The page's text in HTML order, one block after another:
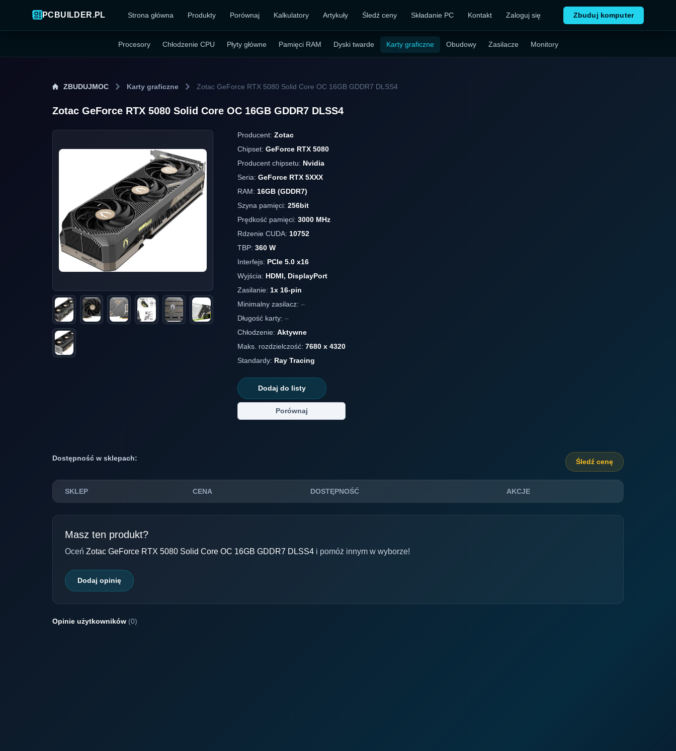
PCBUILDER.PL Strona główna Produkty Porównaj Kalkulatory Artykuły Śledź ceny Składanie PC Kontakt Zaloguj się Zbuduj komputer
Procesory Chłodzenie CPU Płyty główne Pamięci RAM Dyski twarde Karty graficzne Obudowy Zasilacze Monitory
ZBUDUJMOC Karty graficzne Zotac GeForce RTX 5080 Solid Core OC 16GB GDDR7 DLSS4
Zotac GeForce RTX 5080 Solid Core OC 16GB GDDR7 DLSS4
Producent: Zotac
Chipset: GeForce RTX 5080
Producent chipsetu: Nvidia
Seria: GeForce RTX 5XXX
RAM: 16GB (GDDR7)
Szyna pamięci: 256bit
Prędkość pamięci: 3000 MHz
Rdzenie CUDA: 10752
TBP: 360 W
Interfejs: PCIe 5.0 x16
Wyjścia: HDMI, DisplayPort
Zasilanie: 1x 16-pin
Minimalny zasilacz: –
Długość karty: –
Chłodzenie: Aktywne
Maks. rozdzielczość: 7680 x 4320
Standardy: Ray Tracing
Dodaj do listy
Porównaj
Dostępność w sklepach: Śledź cenę
SKLEP CENA DOSTĘPNOŚĆ AKCJE
Masz ten produkt?
Oceń Zotac GeForce RTX 5080 Solid Core OC 16GB GDDR7 DLSS4 i pomóż innym w wyborze!
Dodaj opinię
Opinie użytkowników (0)